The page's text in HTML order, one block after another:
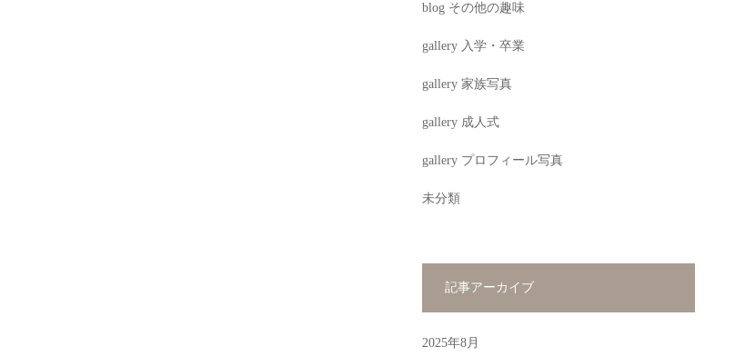
blog その他の趣味
gallery 入学・卒業
gallery 家族写真
gallery 成人式
gallery プロフィール写真
未分類
記事アーカイブ
2025年8月